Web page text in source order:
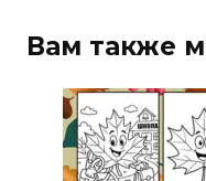
Вам также